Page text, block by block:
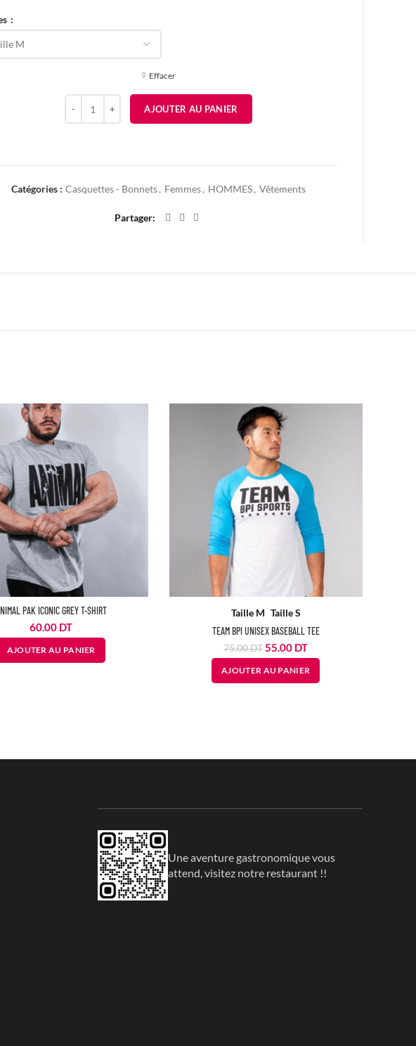
Effacer
quantité de BPI SPORTS DAD HAT
AJOUTER AU PANIER
Catégories : Casquettes - Bonnets , Femmes , HOMMES , Vêtements
Partager
PAK ICONIC GREY T-SHIRT
60.00 DT
AJOUTER AU PANIER
Taille M Taille S
TEAM BPI UNISEX BASEBALL TEE
75.00DT Le
prix
initial
était :
55.00 DTLe
prix
actuel
est :
AJOUTER AU PANIER
Une aventure gastronomique vous
attend, visitez notre restaurant !!